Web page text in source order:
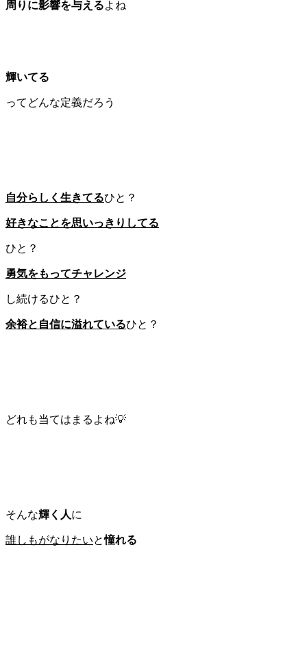
周りに影響を与えるよね
輝いてる
ってどんな定義だろう
自分らしく生きてるひと？
好きなことを思いっきりしてる
ひと？
勇気をもってチャレンジ
し続けるひと？
余裕と自信に溢れているひと？
どれも当てはまるよね💡
そんな輝く人に
誰しもがなりたいと憧れる